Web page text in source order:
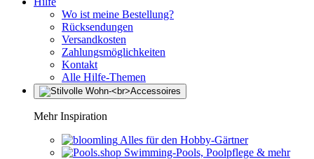
Wo ist meine Bestellung?
Rücksendungen
Versandkosten
Zahlungsmöglichkeiten
Kontakt
Alle Hilfe-Themen
Mehr Inspiration
Alles für den Hobby-Gärtner
Swimming-Pools, Poolpflege & mehr